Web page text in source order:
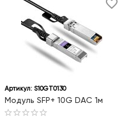
Артикул: S10GT0130
Модуль SFP+ 10G DAC 1м